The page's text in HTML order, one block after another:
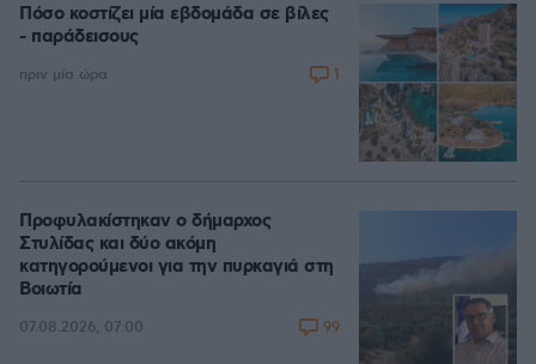
Πόσο κοστίζει μία εβδομάδα σε βίλες
- παράδεισους
πριν μία ώρα 1
Προφυλακίστηκαν ο δήμαρχος
Στυλίδας και δύο ακόμη
κατηγορούμενοι για την πυρκαγιά στη
Βοιωτία
07.08.2026, 07:00 99